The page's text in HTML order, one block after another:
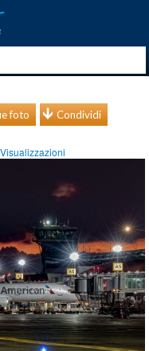
foto Condividi
Visualizzazioni